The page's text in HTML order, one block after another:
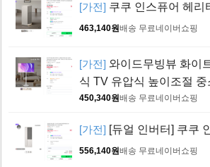
[가전] 쿠쿠 인스퓨어 헤
463,140원배송 무료네이버쇼핑
[가전] 와이드무빙뷰 화이
식 TV 유압식 높이조절 중
450,340원배송 무료네이버쇼핑
[가전] [듀얼 인버터] 쿠쿠
556,140원배송 무료네이버쇼핑